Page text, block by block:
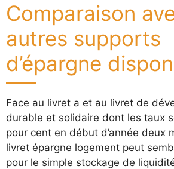
Comparaison
autres supports
d’épargne
Face au livret a et au livret de
durable et solidaire dont les taux
pour cent en début d’année deux
livret épargne logement peut
pour le simple stockage de